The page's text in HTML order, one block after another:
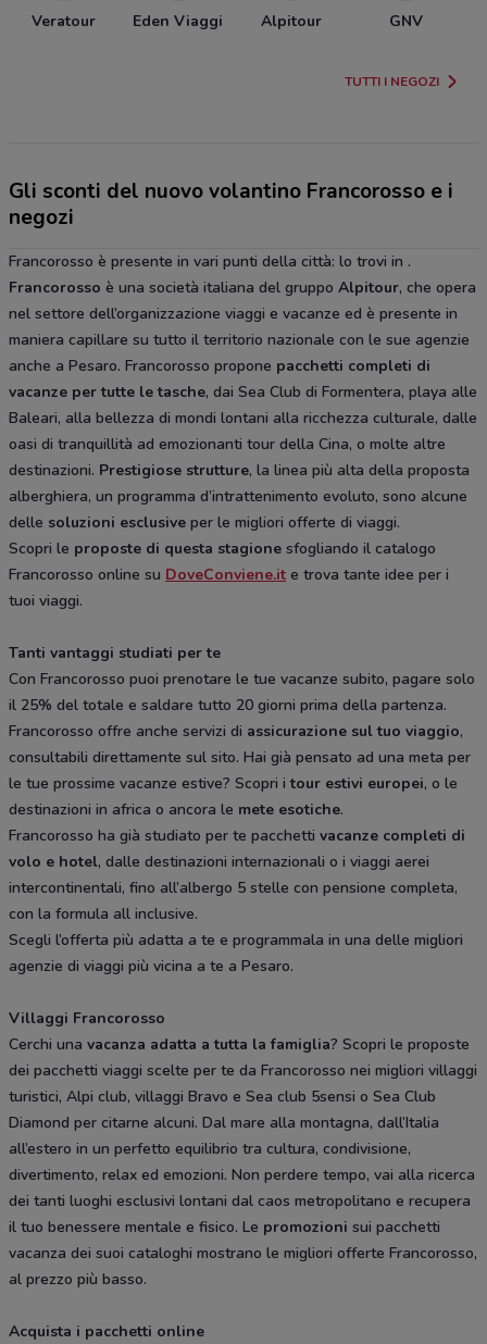
Veratour Eden Viaggi Alpitour GNV
TUTTI I NEGOZI
Gli sconti del nuovo volantino Francorosso e i
negozi
Francorosso è presente in vari punti della città: lo trovi in .
Francorosso è una società italiana del gruppo Alpitour, che opera
nel settore dell’organizzazione viaggi e vacanze ed è presente in
maniera capillare su tutto il territorio nazionale con le sue agenzie
anche a Pesaro. Francorosso propone pacchetti completi di
vacanze per tutte le tasche, dai Sea Club di Formentera, playa alle
Baleari, alla bellezza di mondi lontani alla ricchezza culturale, dalle
oasi di tranquillità ad emozionanti tour della Cina, o molte altre
destinazioni. Prestigiose strutture, la linea più alta della proposta
alberghiera, un programma d’intrattenimento evoluto, sono alcune
delle soluzioni esclusive per le migliori offerte di viaggi.
Scopri le proposte di questa stagione sfogliando il catalogo
Francorosso online su DoveConviene.it e trova tante idee per i
tuoi viaggi.
Tanti vantaggi studiati per te
Con Francorosso puoi prenotare le tue vacanze subito, pagare solo
il 25% del totale e saldare tutto 20 giorni prima della partenza.
Francorosso offre anche servizi di assicurazione sul tuo viaggio,
consultabili direttamente sul sito. Hai già pensato ad una meta per
le tue prossime vacanze estive? Scopri itour estivi europei, o le
destinazioni in africa o ancora le mete esotiche.
Francorosso ha già studiato per te pacchetti vacanze completi di
volo e hotel, dalle destinazioni internazionali o i viaggi aerei
intercontinentali, fino all’albergo 5 stelle con pensione completa,
con la formula all inclusive.
Scegli l’offerta più adatta a te e programmala in una delle migliori
agenzie di viaggi più vicina a te a Pesaro.
Villaggi Francorosso
Cerchi una vacanza adatta a tutta la famiglia? Scopri le proposte
dei pacchetti viaggi scelte per te da Francorosso nei migliori villaggi
turistici, Alpi club, villaggi Bravo e Sea club 5sensi o Sea Club
Diamond per citarne alcuni. Dal mare alla montagna, dall’Italia
all’estero in un perfetto equilibrio tra cultura, condivisione,
divertimento, relax ed emozioni. Non perdere tempo, vai alla ricerca
dei tanti luoghi esclusivi lontani dal caos metropolitano e recupera
il tuo benessere mentale e fisico. Le promozioni sui pacchetti
vacanza dei suoi cataloghi mostrano le migliori offerte Francorosso,
al prezzo più basso.
Acquista i pacchetti online